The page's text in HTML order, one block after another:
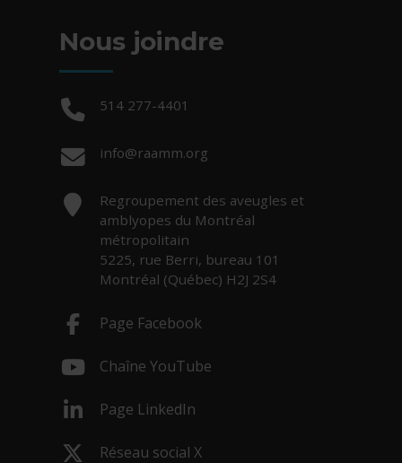
Nous joindre
Téléphone :
514 277-4401
Courriel :
info@raamm.org
Adresse :
Regroupement des aveugles et
amblyopes du Montréal
métropolitain
5225, rue Berri, bureau 101
Montréal (Québec) H2J 2S4
Page Facebook
Chaîne YouTube
Page LinkedIn
Réseau social X